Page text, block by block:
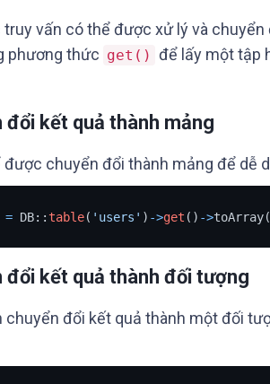
vấn có thể được xử lý và
phương thức get() để lấy một tập
đổi kết quả thành mảng
chuyển đổi thành mảng để dễ
= DB::table( 'users' ) ->get () ->
đổi kết quả thành đối tượng
chuyển đổi kết quả thành một đối